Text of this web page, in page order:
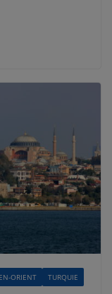
ORIENT TURQUIE